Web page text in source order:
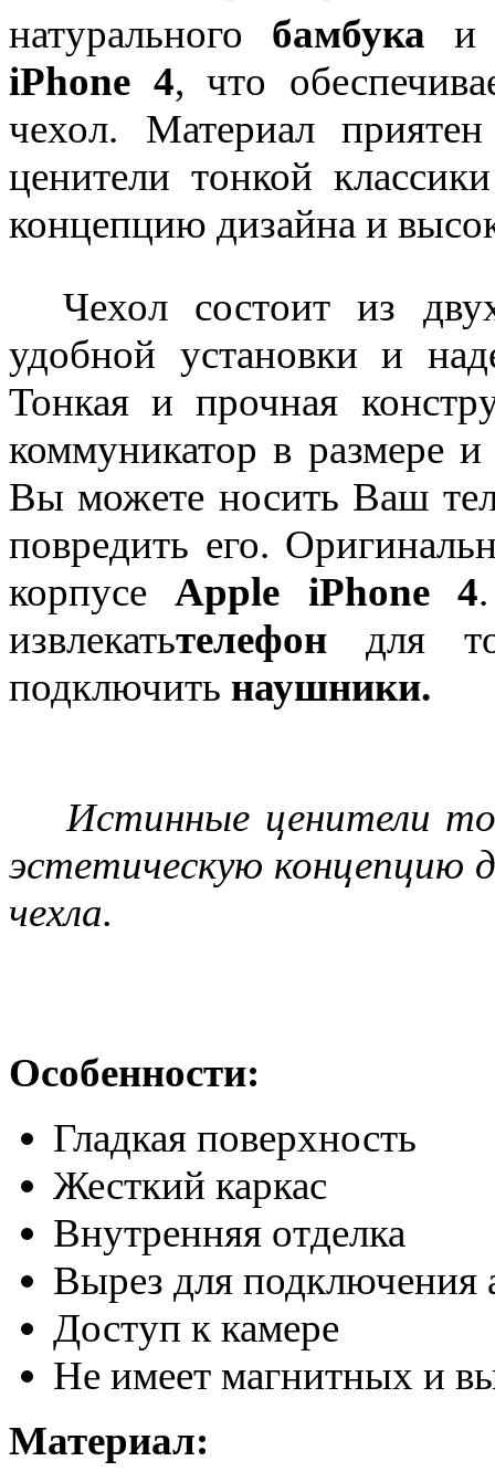
натурального бамбука и
iPhone 4, что
чехол. Материал
ценители тонкой
концепцию дизайна и
Чехол состоит из двух
удобной установки и
Тонкая и прочная
коммуникатор в размере
Вы можете носить Ваш
повредить его.
корпусеApple iPhone 4
извлекатьтелефон для
подключить наушники.
Истинные ценители
эстетическую концепцию
чехла.
Особенности:
Гладкая поверхность
Жесткий каркас
Внутренняя отделка
Вырез для подключения
Доступ к камере
Не имеет магнитных и
Материал: